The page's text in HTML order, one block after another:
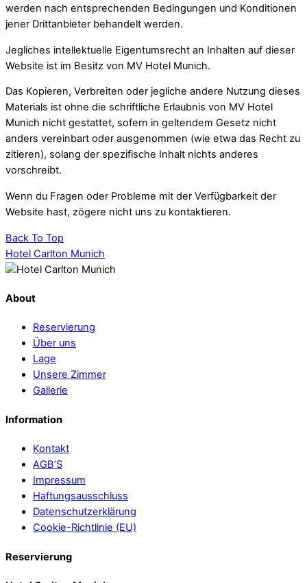
werden nach entsprechenden Bedingungen und Konditionen
jener Drittanbieter behandelt werden.
Jegliches intellektuelle Eigentumsrecht an Inhalten auf dieser
Website ist im Besitz von MV Hotel Munich.
Das Kopieren, Verbreiten oder jegliche andere Nutzung dieses
Materials ist ohne die schriftliche Erlaubnis von MV Hotel
Munich nicht gestattet, sofern in geltendem Gesetz nicht
anders vereinbart oder ausgenommen (wie etwa das Recht zu
zitieren), solang der spezifische Inhalt nichts anderes
vorschreibt.
Wenn du Fragen oder Probleme mit der Verfügbarkeit der
Website hast, zögere nicht uns zu kontaktieren.
Back To Top
Hotel Carlton Munich
About
Reservierung
Über uns
Lage
Unsere Zimmer
Gallerie
Information
Kontakt
AGB’S
Impressum
Haftungsausschluss
Datenschutzerklärung
Cookie-Richtlinie (EU)
Reservierung